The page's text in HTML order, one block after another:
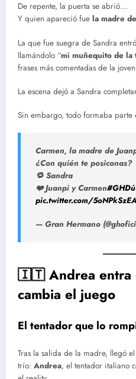
De repente, la puerta se abrió…
Y quien apareció fue la madre
La que fue suegra de Sandra
llamándolo “mi muñequito de la
frases más comentadas de la
La escena dejó a Sandra
Sin embargo, todo formaba
Carmen, la madre de
¿Con quién te posiconas?
🔁 Sandra
❤️ Juanpi y Carmen
pic.twitter.com/
— Gran Hermano
🇮🇹 Andrea entra
cambia el juego
El tentador que lo
Tras la salida de la madre, llegó
trío: Andrea, el tentador italiano